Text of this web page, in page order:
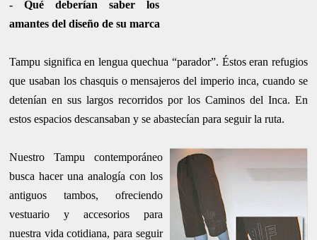
-Qué deberían saber los
amantes del diseño de su marca
Tampu significa en lengua quechua “parador”. Éstos eran refugios
que usaban los chasquis o mensajeros del imperio inca, cuando se
detenían en sus largos recorridos por los Caminos del Inca. En
estos espacios descansaban y se abastecían para seguir la ruta.
Nuestro Tampu contemporáneo
busca hacer una analogía con los
antiguos tambos, ofreciendo
vestuario y accesorios para
nuestra vida cotidiana, para seguir